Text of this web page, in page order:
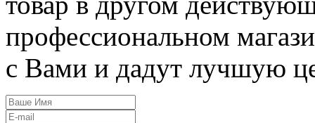
профессиональном
с Вами и дадут лучшую